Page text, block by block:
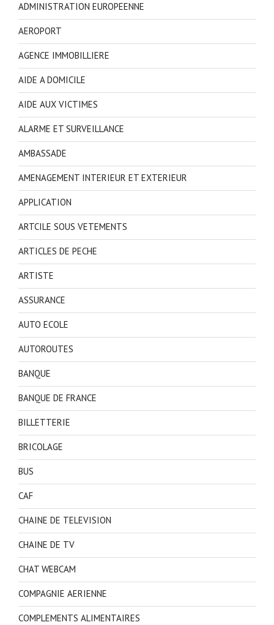
ADMINISTRATION EUROPEENNE
AEROPORT
AGENCE IMMOBILLIERE
AIDE A DOMICILE
AIDE AUX VICTIMES
ALARME ET SURVEILLANCE
AMBASSADE
AMENAGEMENT INTERIEUR ET EXTERIEUR
APPLICATION
ARTCILE SOUS VETEMENTS
ARTICLES DE PECHE
ARTISTE
ASSURANCE
AUTO ECOLE
AUTOROUTES
BANQUE
BANQUE DE FRANCE
BILLETTERIE
BRICOLAGE
BUS
CAF
CHAINE DE TELEVISION
CHAINE DE TV
CHAT WEBCAM
COMPAGNIE AERIENNE
COMPLEMENTS ALIMENTAIRES